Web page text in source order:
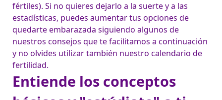
fértiles). Si no quieres dejarlo a la suerte y a las
estadísticas, puedes aumentar tus opciones de
quedarte embarazada siguiendo algunos de
nuestros consejos que te facilitamos a continuación
y no olvides utilizar también nuestro calendario de
fertilidad.
Entiende los conceptos